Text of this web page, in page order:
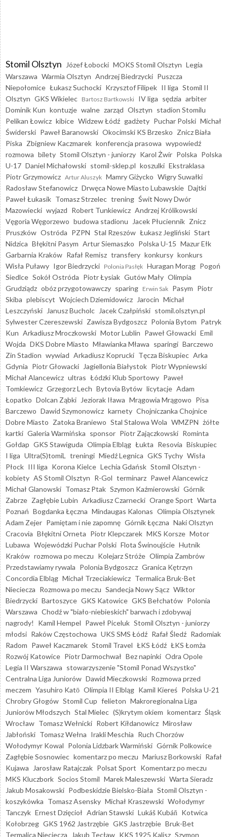
Stomil Olsztyn Józef Łobocki MOKS Stomil Olsztyn Legia
Warszawa Warmia Olsztyn Andrzej Biedrzycki Puszcza
Niepołomice Łukasz Suchocki Krzysztof Filipek II liga Stomil II
Olsztyn GKS Wikielec Bartosz Bartkowski IV liga sędzia arbiter
Dominik Kun kontuzje walne zarząd Olsztyn stadion Stomilu
Pelikan Łowicz kibice Widzew Łódź gadżety Puchar Polski Michał
Świderski Paweł Baranowski Okocimski KS Brzesko Znicz Biała
Piska Zbigniew Kaczmarek konferencja prasowa wypowiedź
rozmowa bilety Stomil Olsztyn - juniorzy Karol Żwir Polska Polska
U-17 Daniel Michałowski stomil-sklep.pl koszulki Ekstraklasa
Piotr Grzymowicz Artur Aluszyk Mamry Giżycko Wigry Suwałki
Radosław Stefanowicz Drwęca Nowe Miasto Lubawskie Dajtki
Paweł Łukasik Tomasz Strzelec trening Świt Nowy Dwór
Mazowiecki wyjazd Robert Tunkiewicz Andrzej Królikowski
Vęgoria Węgorzewo budowa stadionu Jacek Płuciennik Znicz
Pruszków Ostróda PZPN Stal Rzeszów Łukasz Jegliński Start
Nidzica Błękitni Pasym Artur Siemaszko Polska U-15 Mazur Ełk
Garbarnia Kraków Rafał Remisz transfery konkursy konkurs
Wisła Puławy Igor Biedrzycki Polonia Pasłęk Huragan Morąg Pogoń
Siedlce Sokół Ostróda Piotr Łysiak Gutów Mały Olimpia
Grudziądz obóz przygotowawczy sparing Erwin Sak Pasym Piotr
Skiba plebiscyt Wojciech Dziemidowicz Jarocin Michał
Leszczyński
Janusz Bucholc Jacek Czałpiński stomil.olsztyn.pl
Sylwester Czereszewski Zawisza Bydgoszcz Polonia Bytom Patryk
Kun Arkadiusz Mroczkowski Motor Lublin Paweł Głowacki Emil
Wojda DKS Dobre Miasto Mławianka Mława sparingi Barczewo
Zin Stadion wywiad Arkadiusz Koprucki Tęcza Biskupiec Arka
Gdynia Piotr Głowacki Jagiellonia Białystok Piotr Wypniewski
Michał Alancewicz ultras Łódzki Klub Sportowy Paweł
Tomkiewicz Grzegorz Lech Bytovia Bytów licytacje Adam
Łopatko Dolcan Ząbki Jeziorak Iława Mrągowia Mrągowo Pisa
Barczewo Dawid Szymonowicz karnety Chojniczanka Chojnice
Dobre Miasto Zatoka Braniewo Stal Stalowa Wola WMZPN żółte
kartki Galeria Warmińska sponsor Piotr Zajączkowski Rominta
Gołdap GKS Stawiguda Olimpia Elbląg Łukta Resovia Biskupiec
I liga Ultra(S)tomiL treningi Miedź Legnica GKS Tychy Wisła
Płock III liga Korona Kielce Lechia Gdańsk Stomil Olsztyn -
kobiety AS Stomil Olsztyn R-Gol terminarz Paweł Alancewicz
Michał Glanowski Tomasz Ptak Szymon Kaźmierowski Górnik
Zabrze Zagłębie Lubin Arkadiusz Czarnecki Orange Sport Warta
Poznań Bogdanka Łęczna Mindaugas Kalonas Olimpia Olsztynek
Adam Zejer Pamiętam i nie zapomnę Górnik Łęczna Naki Olsztyn
Cracovia Błękitni Orneta Piotr Klepczarek MKS Korsze Motor
Lubawa Wojewódzki Puchar Polski Flota Świnoujście Hutnik
Kraków rozmowa po meczu Kolejarz Stróże Olimpia Zambrów
Przedstawiamy rywala Polonia Bydgoszcz Granica Kętrzyn
Concordia Elbląg Michał Trzeciakiewicz Termalica Bruk-Bet
Nieciecza Rozmowa po meczu Sandecja Nowy Sącz Wiktor
Biedrzycki Bartoszyce GKS Katowice GKS Bełchatów Polonia
Warszawa Chodź w "biało-niebieskich" barwach i zdobywaj
nagrody!
Kamil Hempel Paweł Piceluk Stomil Olsztyn - juniorzy
młodsi Raków Częstochowa UKS SMS Łódź Rafał Śledź Radomiak
Radom Paweł Kaczmarek Stomil Travel ŁKS Łódź ŁKS Łomża
Rozwój Katowice Piotr Darmochwał Bez napinki Odra Opole
Legia II Warszawa stowarzyszenie "Stomil Ponad Wszystko"
Centralna Liga Juniorów Dawid Mieczkowski Rozmowa przed
meczem Yasuhiro Katō Olimpia II Elbląg Kamil Kiereś Polska U-21
Chrobry Głogów Stomil Cup felieton Makroregionalna Liga
Juniorów Młodszych Stal Mielec (S)krytym okiem komentarz Śląsk
Wrocław Tomasz Wełnicki Robert Kiłdanowicz Mirosław
Jabłoński Tomasz Wełna Irakli Meschia Ruch Chorzów
Wołodymyr Kowal Polonia Lidzbark Warmiński Górnik Polkowice
Zagłębie Sosnowiec komentarz po meczu Mariusz Borkowski Rafał
Kujawa
Jarosław Ratajczak Polsat Sport Komentarz po meczu
MKS Kluczbork Socios Stomil Marek Maleszewski Warta Sieradz
Jakub Mosakowski Podbeskidzie Bielsko-Biała Stomil Olsztyn -
koszykówka Tomasz Asensky Michał Kraszewski Wołodymyr
Tanczyk Ernest Dzięcioł Adrian Stawski Lukáš Kubáň Kotwica
Kołobrzeg GKS 1962 Jastrzębie GKS Jastrzębie Bruk-Bet
Termalica Nieciecza
Jakub Tecław KKS 1925 Kalisz Szymon